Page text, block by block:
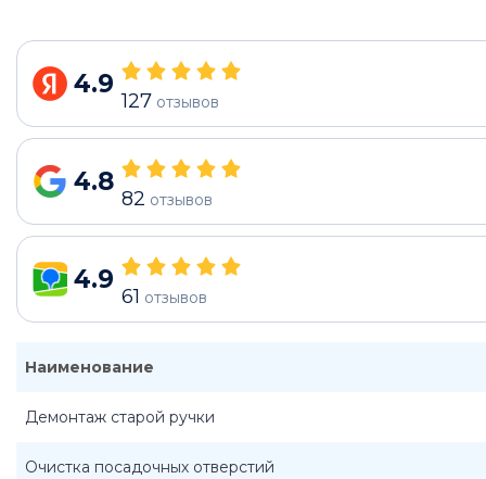
4.9
127 отзывов
4.8
82 отзывов
4.9
61 отзывов
Наименование
Демонтаж старой ручки
Очистка посадочных отверстий